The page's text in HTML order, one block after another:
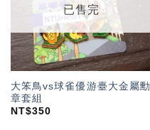
已售完
大笨鳥vs球雀優游臺大金屬勳
章套組
NT$350